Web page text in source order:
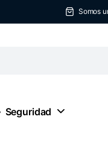
Somos
Seguridad